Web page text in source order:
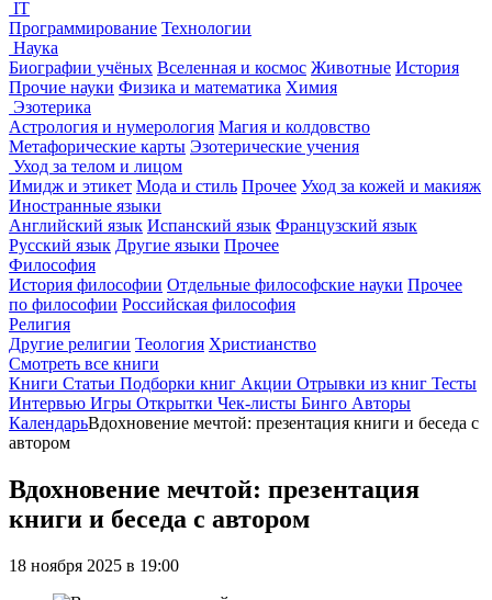
IT
Программирование Технологии
Наука
Биографии учёных Вселенная и космос Животные История
Прочие науки Физика и математика Химия
Эзотерика
Астрология и нумерология Магия и колдовство
Метафорические карты Эзотерические учения
Уход за телом и лицом
Имидж и этикет Мода и стиль Прочее Уход за кожей и макияж
Иностранные языки
Английский язык Испанский язык Французский язык
Русский язык Другие языки Прочее
Философия
История философии Отдельные философские науки Прочее
по философии Российская философия
Религия
Другие религии Теология Христианство
Смотреть все книги
Книги Статьи Подборки книг Акции Отрывки из книг Тесты
Интервью Игры Открытки Чек-листы Бинго Авторы
КалендарьВдохновение мечтой: презентация книги и беседа с
автором
Вдохновение мечтой: презентация
книги и беседа с автором
18 ноября 2025 в 19:00